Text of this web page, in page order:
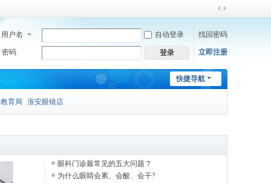
切
换
到
宽
用户名 自动登录 找回密码
密码 登录 立即注册
快捷导航
育局 淮安眼镜店
眼科门诊最常见的五大问题？
为什么眼睛会累、会酸、会干?